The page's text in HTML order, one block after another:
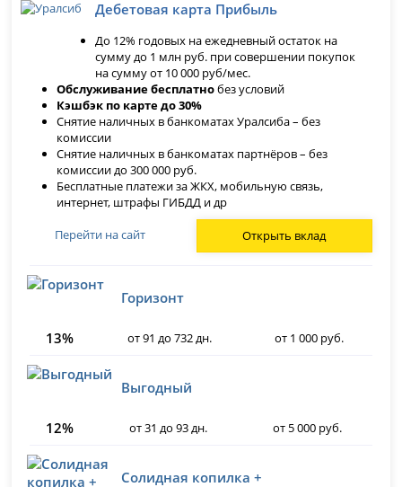
Дебетовая карта Прибыль
До 12% годовых на ежедневный остаток на
сумму до 1 млн руб. при совершении покупок
на сумму от 10 000 руб/мес.
Обслуживание бесплатнобез условий
Кэшбэк по карте до 30%
Снятие наличных в банкоматах Уралсиба – без
комиссии
Снятие наличных в банкоматах партнёров – без
комиссии до 300 000 руб.
Бесплатные платежи за ЖКХ, мобильную связь,
интернет, штрафы ГИБДД и др
Перейти на сайт
Открыть вклад
Горизонт
13% от 91 до 732 дн. от 1 000 руб.
Выгодный
12% от 31 до 93 дн. от 5 000 руб.
Солидная копилка +